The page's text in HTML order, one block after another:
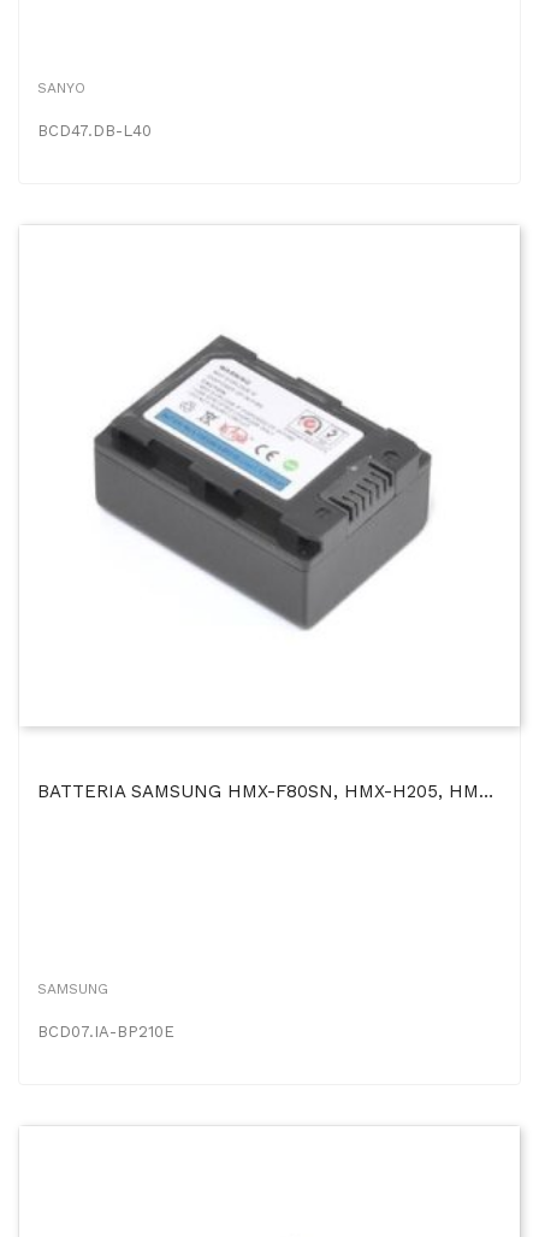
SANYO
BCD47.DB-L40
BATTERIA SAMSUNG HMX-F80SN, HMX-H205, HMX-H204 2000mAh Li-Ion
SAMSUNG
BCD07.IA-BP210E